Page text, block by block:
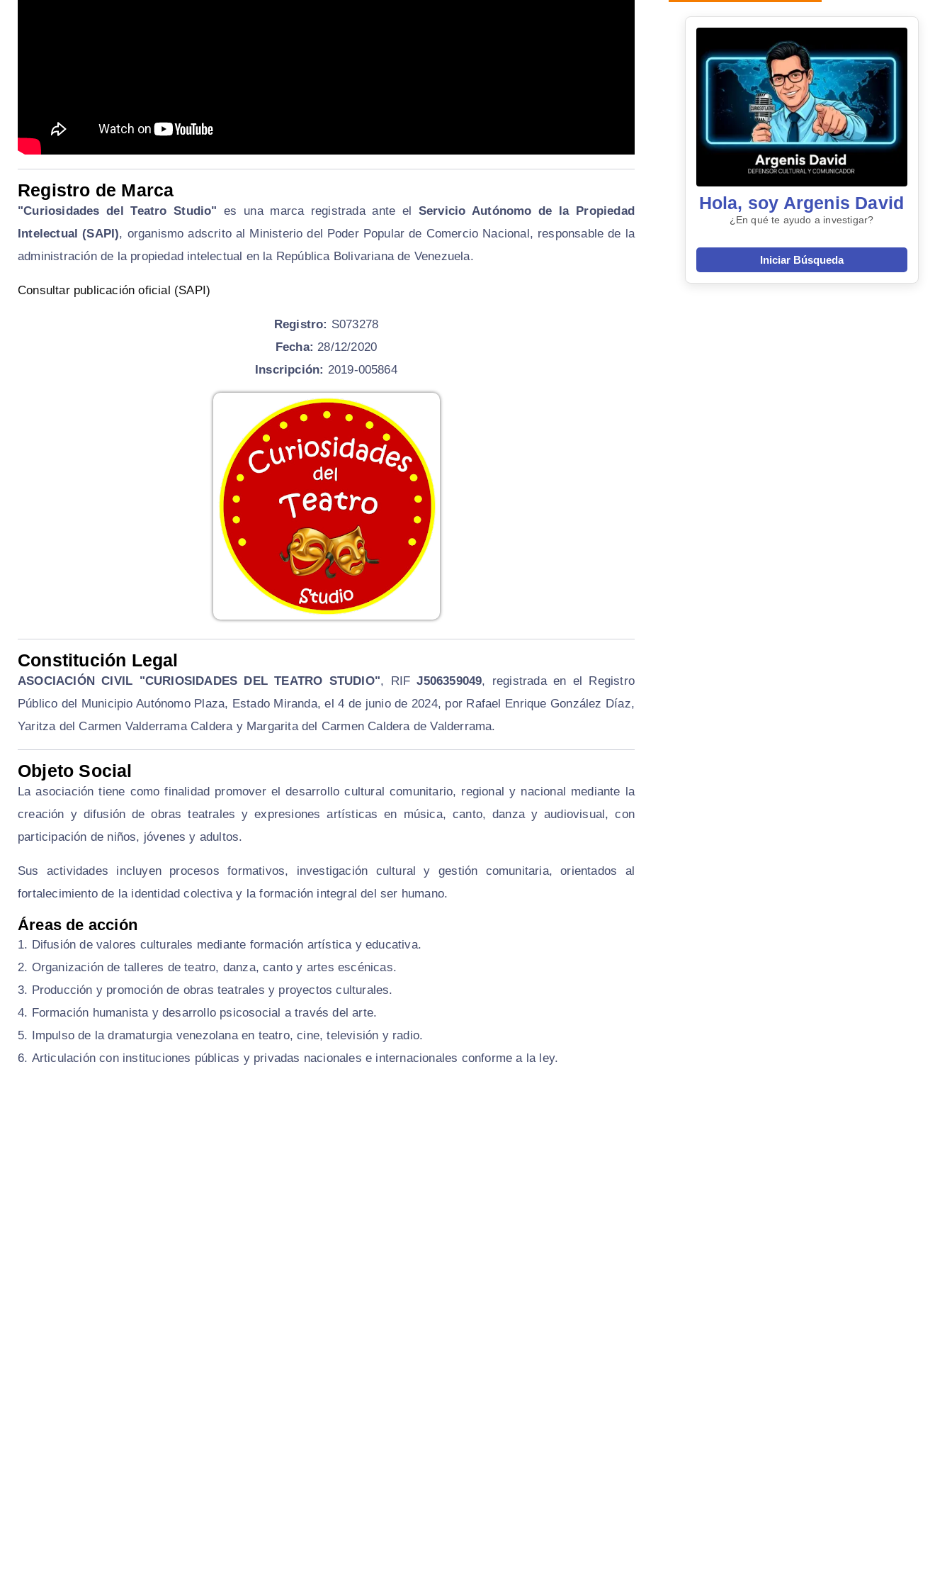
Registro de Marca
"Curiosidades del Teatro Studio" es una marca registrada ante el Servicio Autónomo de la Propiedad
Intelectual (SAPI), organismo adscrito al Ministerio del Poder Popular de Comercio Nacional, responsable de la
administración de la propiedad intelectual en la República Bolivariana de Venezuela.
Consultar publicación oficial (SAPI)
Registro: S073278
Fecha: 28/12/2020
Inscripción: 2019-005864
Constitución Legal
ASOCIACIÓN CIVIL "CURIOSIDADES DEL TEATRO STUDIO", RIFJ506359049, registrada en el Registro
Público del Municipio Autónomo Plaza, Estado Miranda, el 4 de junio de 2024, por Rafael Enrique González Díaz,
Yaritza del Carmen Valderrama Caldera y Margarita del Carmen Caldera de Valderrama.
Objeto Social
La asociación tiene como finalidad promover el desarrollo cultural comunitario, regional y nacional mediante la
creación y difusión de obras teatrales y expresiones artísticas en música, canto, danza y audiovisual, con
participación de niños, jóvenes y adultos.
Sus actividades incluyen procesos formativos, investigación cultural y gestión comunitaria, orientados al
fortalecimiento de la identidad colectiva y la formación integral del ser humano.
Áreas de acción
Difusión de valores culturales mediante formación artística y educativa.
Organización de talleres de teatro, danza, canto y artes escénicas.
Producción y promoción de obras teatrales y proyectos culturales.
Formación humanista y desarrollo psicosocial a través del arte.
Impulso de la dramaturgia venezolana en teatro, cine, televisión y radio.
Articulación con instituciones públicas y privadas nacionales e internacionales conforme a la ley.
Hola, soy Argenis David
¿En qué te ayudo a investigar?
Iniciar Búsqueda